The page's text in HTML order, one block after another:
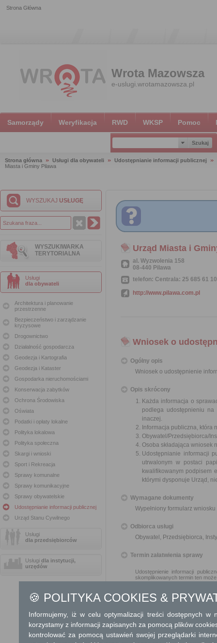
Strona Główna
Wrota Mazowsza
e-uslugi.wrotamazowsza.pl
Samorządy Weryfikacja RWD WKSP Pomoc
Strona główna Usługi dla obywateli
Udostępnianie informacji publicznej
Miasta i Gminy Pilawa
WYSZUKAJ USŁUGĘ
WYSZUKIWARKA
TERYTORIALNA
Usługi
dla obywateli
Architektura i planowanie
przestrzenne
Bezpieczeństwo i zarządzanie
kryzysowe
Drogownictwo
Działalność gospodarcza
Geodezja i Kartografia
Geodezja i Kataster
Gospodarka nieruchomościami
Konserwacja zabytków
Ochrona Środowiska
Oświata
Podatki i opłaty lokalne
Polityka lokalowa
Polityka społeczna
Skargi i wnioski
Sport i Rekreacja
Sprawy komunalne
Sprawy komunikacyjne
Sprawy obywatelskie
Udostępnianie informacji publicznej
Urząd Stanu Cywilnego
Usługi
dla przedsiębiorców
Usługi dla instytucji,
urzędów
Urząd Miasta i
al. Wyzwolenia 158
08-440 Pilawa
telefon: Centrala: 25 685 61 10
http://www.pilawa.com.pl
Wniosek o
Ogólny opis
Wniosek o udostępnienie
Opis skrócony
Każda informacja o
podlega udostępnieniu
inaczej.
Informacja publiczna, która
Obywatel/Przedsiębiorca/
Osoba składająca wniosek
Udostępnianie informacji
utrwalonym w postaci
kwalifikowanym podpisem
którymi dysponuje Urząd,
Wymagane dokumenty
Wypełniony formularz
Odbiorca usługi
Obywatel, Przedsiębiorca,
Termin załatwienia sprawy
Udostępnienie informacji
skomplikowanych termin ten
Informacja
Dodatkowe
🍪 POLITYKA COOKIES &
Informujemy, iż w celu optymalizacji treści dostępnych w
korzystamy z informacji zapisanych za pomocą plików
kontrolować za pomocą ustawień swojej przeglądarki